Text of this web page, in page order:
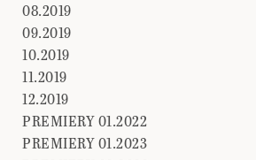
08.2019
09.2019
10.2019
11.2019
12.2019
PREMIERY 01.2022
PREMIERY 01.2023